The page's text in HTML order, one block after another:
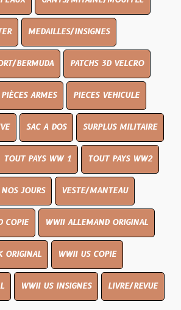
MEDAILLES/INSIGNES
BERMUDA PATCHS 3D VELCRO
PIÈCES ARMES PIECES VEHICULE
SAC A DOS SURPLUS MILITAIRE
TOUT PAYS WW 1 TOUT PAYS WW2
JOURS VESTE/MANTEAU
COPIE WWII ALLEMAND ORIGINAL
ORIGINAL WWII US COPIE
WWII US INSIGNES LIVRE/REVUE